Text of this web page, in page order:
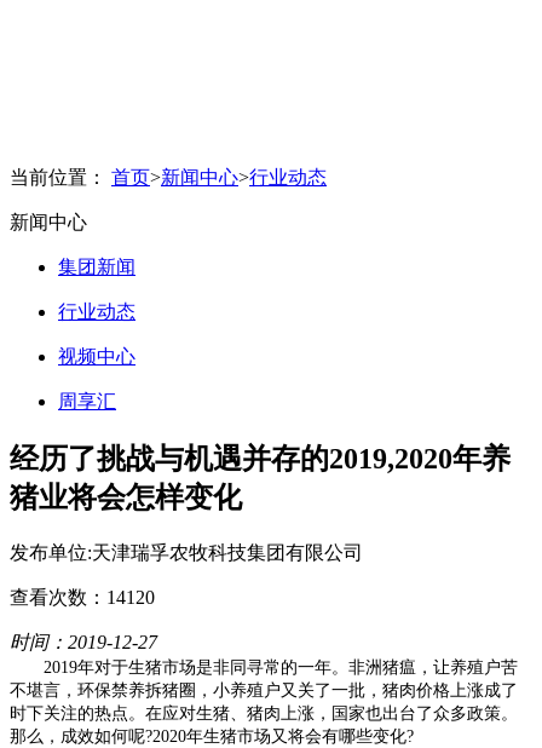
当前位置： 首页>新闻中心>行业动态
新闻中心
集团新闻
行业动态
视频中心
周享汇
经历了挑战与机遇并存的2019,2020年养
猪业将会怎样变化
发布单位:天津瑞孚农牧科技集团有限公司
查看次数：14120
时间：2019-12-27
2019年对于生猪市场是非同寻常的一年。非洲猪瘟，让养殖户苦
不堪言，环保禁养拆猪圈，小养殖户又关了一批，猪肉价格上涨成了
时下关注的热点。在应对生猪、猪肉上涨，国家也出台了众多政策。
那么，成效如何呢?2020年生猪市场又将会有哪些变化?